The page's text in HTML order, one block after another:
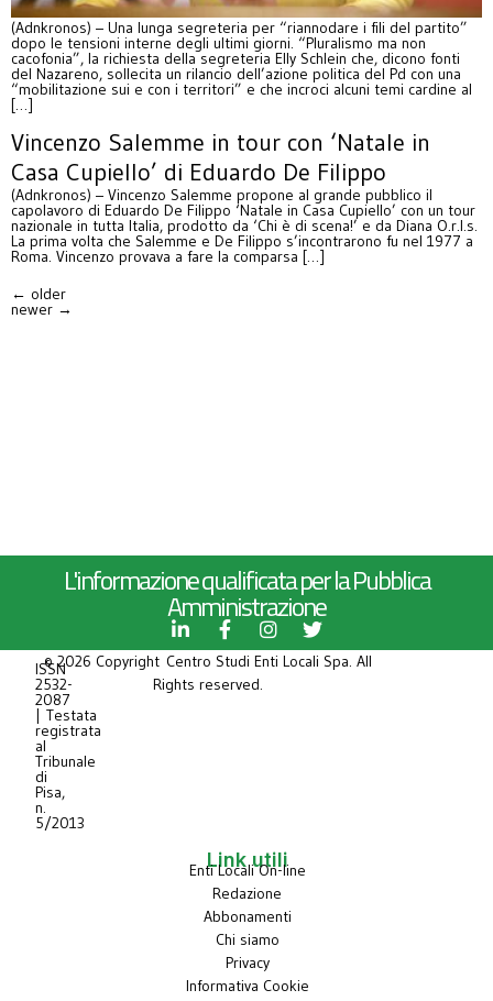
(Adnkronos) – Una lunga segreteria per “riannodare i fili del partito”
dopo le tensioni interne degli ultimi giorni. “Pluralismo ma non
cacofonia”, la richiesta della segreteria Elly Schlein che, dicono fonti
del Nazareno, sollecita un rilancio dell’azione politica del Pd con una
“mobilitazione sui e con i territori” e che incroci alcuni temi cardine al
[…]
Vincenzo Salemme in tour con ‘Natale in
Casa Cupiello’ di Eduardo De Filippo
(Adnkronos) – Vincenzo Salemme propone al grande pubblico il
capolavoro di Eduardo De Filippo ‘Natale in Casa Cupiello’ con un tour
nazionale in tutta Italia, prodotto da ‘Chi è di scena!’ e da Diana O.r.l.s.
La prima volta che Salemme e De Filippo s’incontrarono fu nel 1977 a
Roma. Vincenzo provava a fare la comparsa […]
← older
newer →
L'informazione qualificata per la Pubblica
Amministrazione
ISSN
2532-
2087
| Testata
registrata
al
Tribunale
di
Pisa,
n.
5/2013
© 2026 Copyright Centro Studi Enti Locali Spa. All
Rights reserved.
Link utili
Enti Locali On-line
Redazione
Abbonamenti
Chi siamo
Privacy
Informativa Cookie